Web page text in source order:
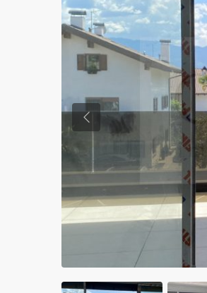
Previous